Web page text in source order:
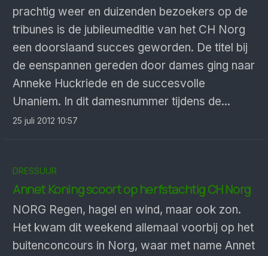
prachtig weer en duizenden bezoekers op de
tribunes is de jubileumeditie van het CH Norg
een doorslaand succes geworden. De titel bij
de eenspannen gereden door dames ging naar
Anneke Huckriede en de succesvolle
Unaniem. In dit damesnummer tijdens de...
25 juli 2012 10:57
DRESSUUR
Annet Koning scoort op herfstachtig CH Norg
NORG Regen, hagel en wind, maar ook zon.
Het kwam dit weekend allemaal voorbij op het
buitenconcours in Norg, waar met name Annet